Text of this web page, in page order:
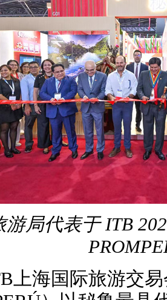
游局代表于 ITB
上海国际旅游交